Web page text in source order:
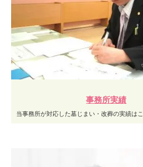
事務所実績
当事務所が対応した墓じまい・改葬の実績は